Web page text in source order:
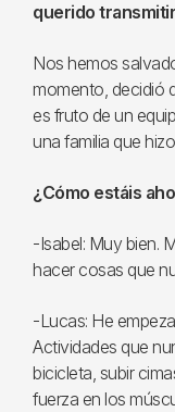
querido
Nos hemos
momento, decidió
es fruto de un
una familia que
¿Cómo estáis
-Isabel: Muy bien.
hacer cosas que
-Lucas: He
Actividades que
bicicleta, subir
fuerza en los